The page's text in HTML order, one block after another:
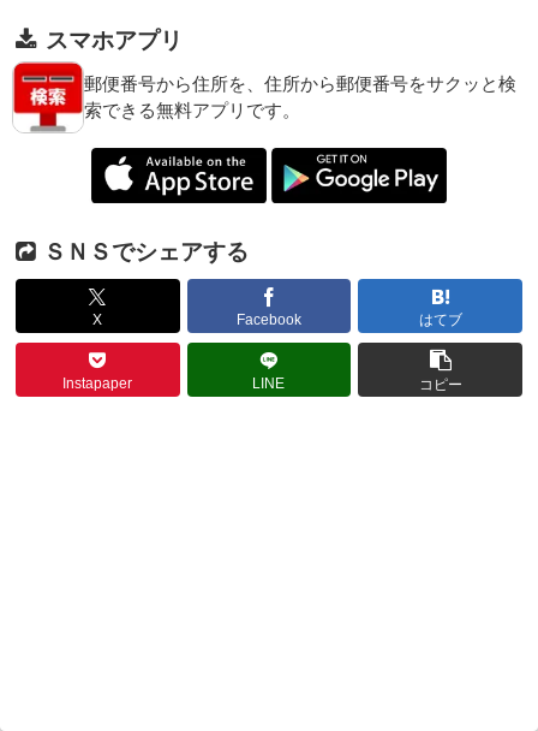
スマホアプリ
郵便番号から住所を、住所から郵便番号をサクッと検
索できる無料アプリです。
ＳＮＳでシェアする
X Facebook はてブ
Instapaper LINE コピー